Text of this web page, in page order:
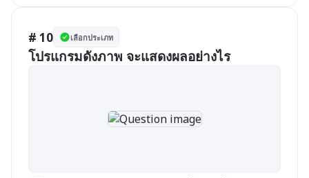
# 10 เลือกประเภท
โปรแกรมดังภาพ จะแสดงผลอย่างไร